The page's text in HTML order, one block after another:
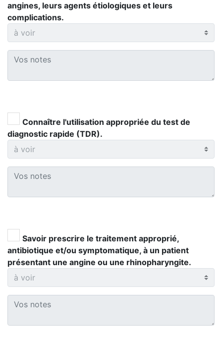
angines, leurs agents étiologiques et leurs
complications.
Connaître l'utilisation appropriée du test de
diagnostic rapide (TDR).
Savoir prescrire le traitement approprié,
antibiotique et/ou symptomatique, à un patient
présentant une angine ou une rhinopharyngite.